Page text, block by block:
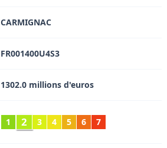
CARMIGNAC
FR001400U4S3
1302.0 millions d'euros
1 2 3 4 5 6 7